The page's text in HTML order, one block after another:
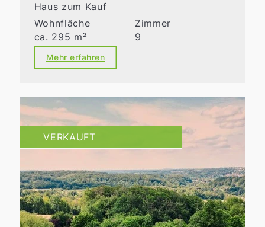
Haus zum Kauf
Wohnfläche
ca. 295 m²
Zimmer
9
Mehr erfahren
VERKAUFT